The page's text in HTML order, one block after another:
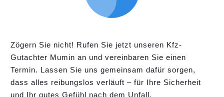
Zögern Sie nicht! Rufen Sie jetzt unseren Kfz-
Gutachter Mumin an und vereinbaren Sie einen
Termin. Lassen Sie uns gemeinsam dafür sorgen,
dass alles reibungslos verläuft – für Ihre Sicherheit
und Ihr gutes Gefühl nach dem Unfall.